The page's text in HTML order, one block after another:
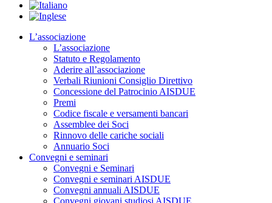
L’associazione
L’associazione
Statuto e Regolamento
Aderire all’associazione
Verbali Riunioni Consiglio Direttivo
Concessione del Patrocinio AISDUE
Premi
Codice fiscale e versamenti bancari
Assemblee dei Soci
Rinnovo delle cariche sociali
Annuario Soci
Convegni e seminari
Convegni e Seminari
Convegni e seminari AISDUE
Convegni annuali AISDUE
Convegni giovani studiosi AISDUE